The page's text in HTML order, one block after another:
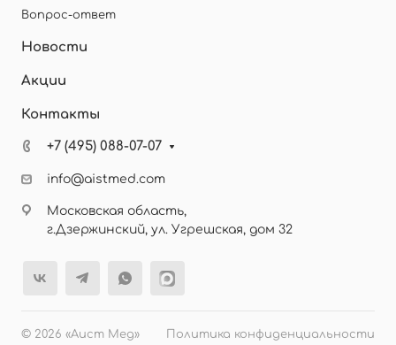
Вопрос-ответ
Новости
Акции
Контакты
+7 (495) 088-07-07
info@aistmed.com
Московская область,
г.Дзержинский, ул. Угрешская, дом 32
© 2026 «Аист Мед» Политика конфиденциальности